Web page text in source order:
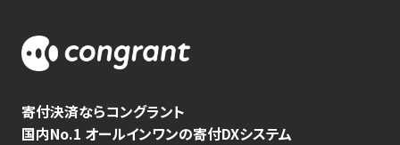
寄付決済ならコングラント
国内No.1 オールインワンの寄付DXシステム